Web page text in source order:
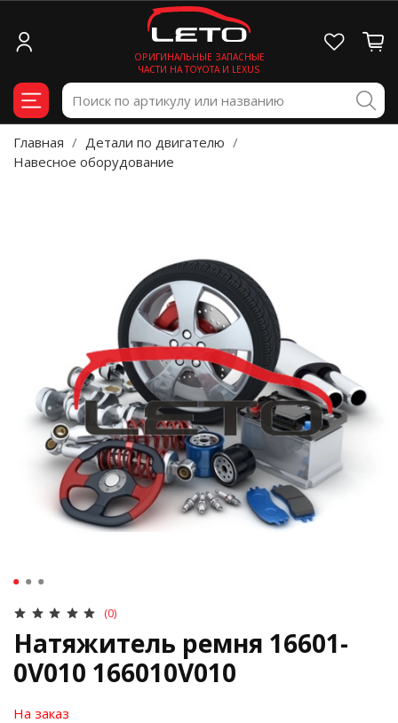
ОРИГИНАЛЬНЫЕ ЗАПАСНЫЕ
ЧАСТИ НА TOYOTA И LEXUS
Главная
Детали по двигателю
Навесное оборудование
(0)
Натяжитель ремня 16601-
0V010 166010V010
На заказ